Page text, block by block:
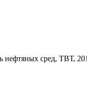
нефтяных сред, ТВТ,